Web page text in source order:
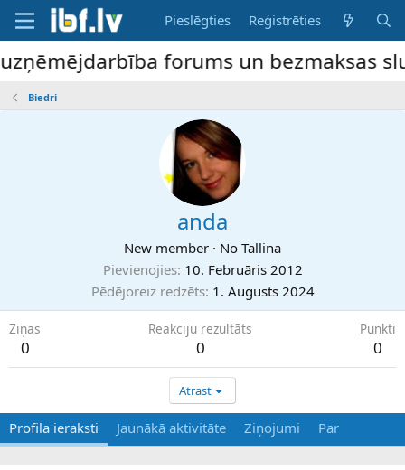
Pieslēgties Reģistrēties
forums un bezmaksas
Biedri
anda
New member · No Tallina
Pievienojies 10. Februāris 2012
Pēdējoreiz redzēts 1. Augusts 2024
Ziņas
0
Reakciju rezultāts
0
Punkti
0
Atrast
Profila ieraksti Jaunākā aktivitāte Ziņojumi Par